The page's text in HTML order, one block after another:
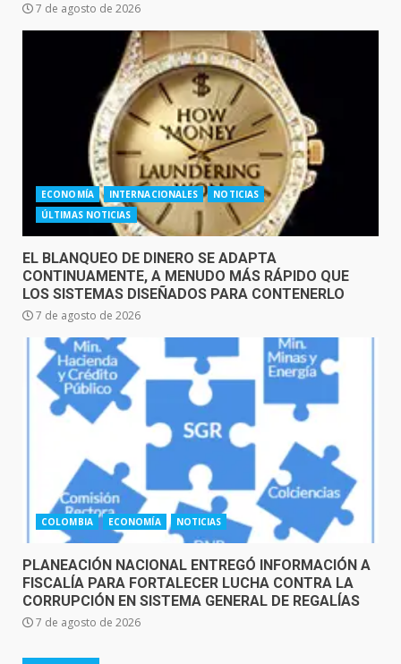
7 de agosto de 2026
ECONOMÍA INTERNACIONALES
NOTICIAS
ÚLTIMAS NOTICIAS
EL BLANQUEO DE DINERO SE ADAPTA
CONTINUAMENTE, A MENUDO MÁS RÁPIDO QUE
LOS SISTEMAS DISEÑADOS PARA CONTENERLO
7 de agosto de 2026
COLOMBIA ECONOMÍA NOTICIAS
PLANEACIÓN NACIONAL ENTREGÓ INFORMACIÓN A
FISCALÍA PARA FORTALECER LUCHA CONTRA LA
CORRUPCIÓN EN SISTEMA GENERAL DE REGALÍAS
7 de agosto de 2026